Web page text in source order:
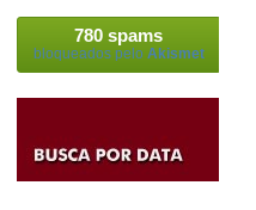
780 spams
bloqueados pelo Akismet